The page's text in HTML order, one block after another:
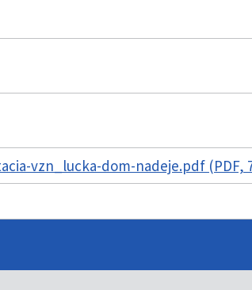
vzn_lucka-dom-nadeje.pdf (PDF,